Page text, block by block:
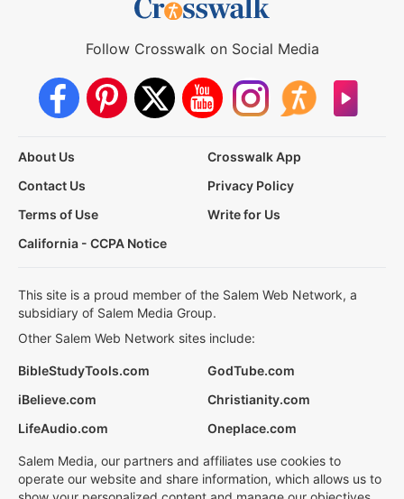
Follow Crosswalk on Social Media
About Us
Crosswalk App
Contact Us
Privacy Policy
Terms of Use
Write for Us
California - CCPA Notice
This site is a proud member of the Salem Web Network, a
subsidiary of Salem Media Group.
Other Salem Web Network sites include:
BibleStudyTools.com
GodTube.com
iBelieve.com
Christianity.com
LifeAudio.com
Oneplace.com
Salem Media, our partners and affiliates use cookies to
operate our website and share information, which allows us to